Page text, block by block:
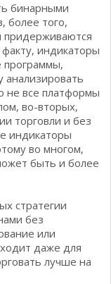
бинарными
более того,
индикаторы
программы,
не все платформы
во-вторых,
торговли и без
индикаторы
во многом,
быть и более
стратегии
без
или
даже для
лучше на